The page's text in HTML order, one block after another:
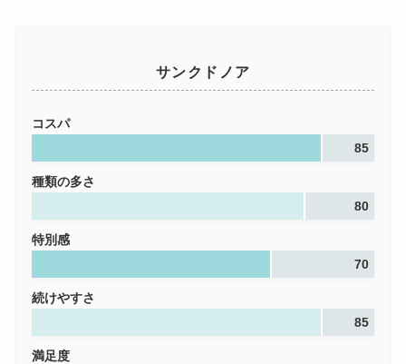
サンクドノア
コスパ
85
種類の多さ
80
特別感
70
続けやすさ
85
満足度